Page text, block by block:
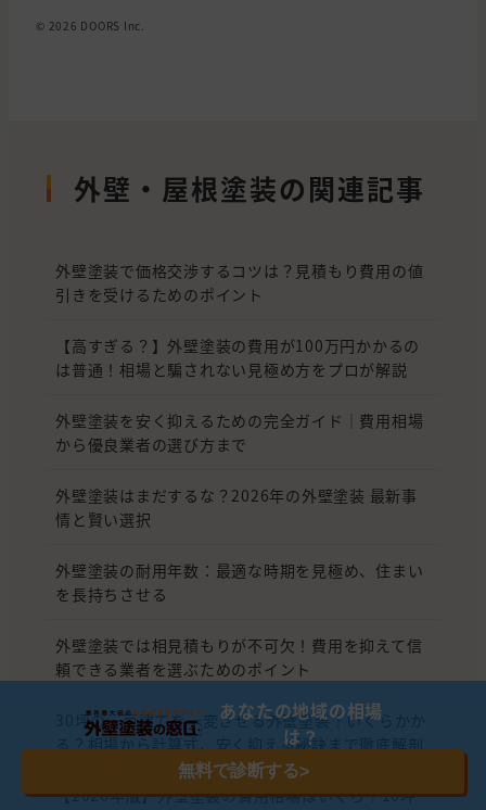
© 2026 DOORS Inc.
外壁・屋根塗装の関連記事
外壁塗装で価格交渉するコツは？見積もり費用の値
引きを受けるためのポイント
【高すぎる？】外壁塗装の費用が100万円かかるの
は普通！相場と騙されない見極め方をプロが解説
外壁塗装を安く抑えるための完全ガイド｜費用相場
から優良業者の選び方まで
外壁塗装はまだするな？2026年の外壁塗装 最新事
情と賢い選択
外壁塗装の耐用年数：最適な時期を見極め、住まい
を長持ちさせる
外壁塗装では相見積もりが不可欠！費用を抑えて信
頼できる業者を選ぶためのポイント
30坪の一戸建てを一変させる外壁塗装！いくらかか
る？相場から計算式、安く抑える秘訣まで徹底解剖
【2026年版】外壁塗装の費用相場はいくら？10坪
あなたの地域の相場
は？
無料で診断する>